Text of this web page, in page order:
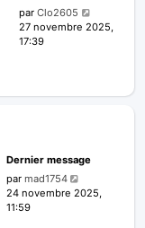
par Clo2605
27 novembre 2025,
17:39
Dernier message
par mad1754
24 novembre 2025,
11:59